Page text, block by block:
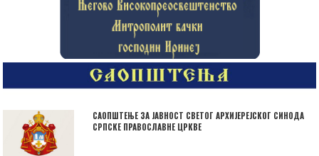
САОПШТЕЊЕ ЗА ЈАВНОСТ СВЕТОГ АРХИЈЕРЕЈСКОГ СИНОДА
СРПСКЕ ПРАВОСЛАВНЕ ЦРКВЕ